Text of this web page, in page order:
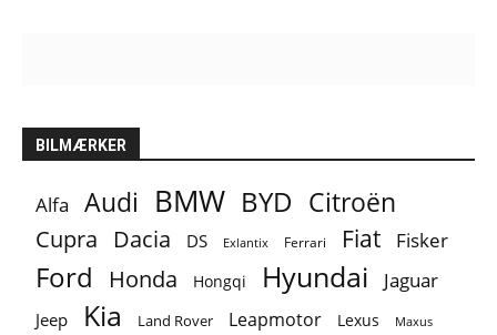
BILMÆRKER
Alfa Audi BMW BYD Citroën
Cupra Dacia DS Exlantix Ferrari Fiat Fisker
Ford Honda Hongqi Hyundai Jaguar
Jeep Kia Land Rover Leapmotor Lexus Maxus